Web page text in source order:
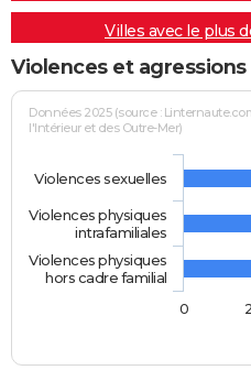
Villes avec le plus
Violences et
Données 2025 (source :
l'Intérieur et des Outre-Mer)
Violences sexuelles
Violences physiques
intrafamiliales
Violences physiques
hors cadre familial
0